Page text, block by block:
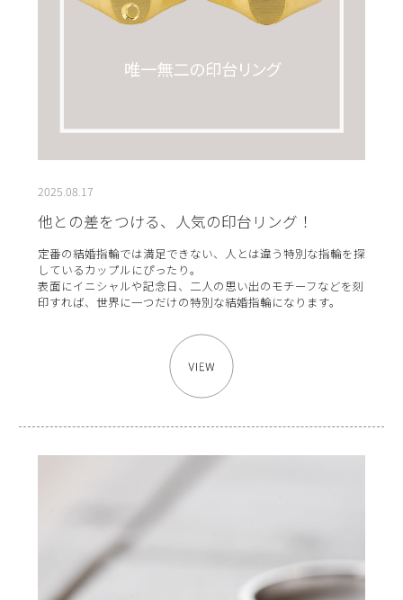
2025.08.17
他との差をつける、人気の印台リング！
定番の結婚指輪では満足できない、人とは違う特別な指輪を探
しているカップルにぴったり。
表面にイニシャルや記念日、二人の思い出のモチーフなどを刻
印すれば、世界に一つだけの特別な結婚指輪になります。